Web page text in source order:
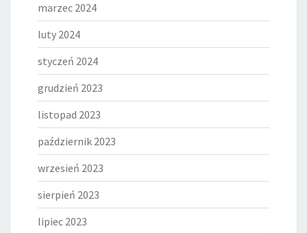
marzec 2024
luty 2024
styczeń 2024
grudzień 2023
listopad 2023
październik 2023
wrzesień 2023
sierpień 2023
lipiec 2023